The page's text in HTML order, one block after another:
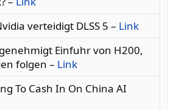
verteidigt DLSS 5 – Link
Einfuhr von H200,
folgen – Link
To Cash In On China AI